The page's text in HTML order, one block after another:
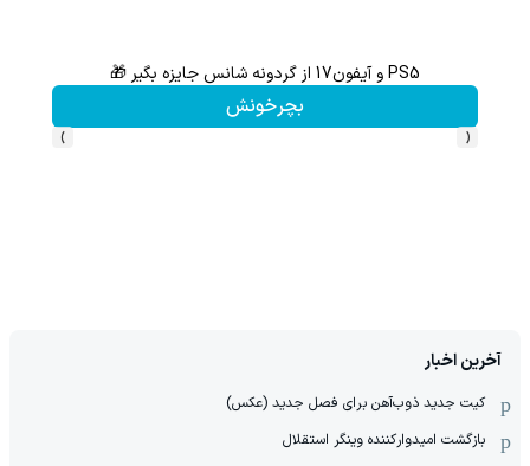
بچرخونش
‹
›
آخرین اخبار
کیت جدید ذوب‌آهن برای فصل جدید (عکس)
بازگشت امیدوارکننده وینگر استقلال